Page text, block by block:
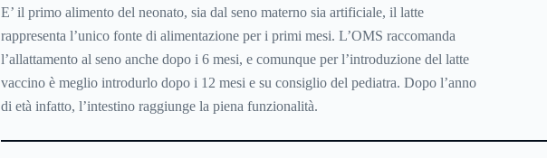
E’ il primo alimento del neonato, sia dal seno materno sia artificiale, il latte
rappresenta l’unico fonte di alimentazione per i primi mesi. L’OMS raccomanda
l’allattamento al seno anche dopo i 6 mesi, e comunque per l’introduzione del latte
vaccino è meglio introdurlo dopo i 12 mesi e su consiglio del pediatra. Dopo l’anno
di età infatto, l’intestino raggiunge la piena funzionalità.